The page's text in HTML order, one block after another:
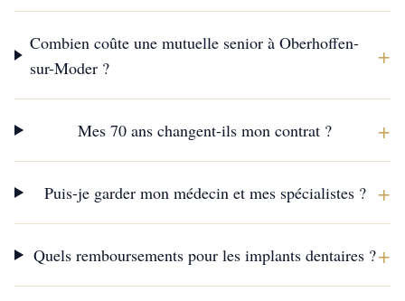
Combien coûte une mutuelle senior à Oberhoffen-
sur-Moder ?
+
Mes 70 ans changent-ils mon contrat ? +
Puis-je garder mon médecin et mes spécialistes ? +
Quels remboursements pour les implants dentaires ?+